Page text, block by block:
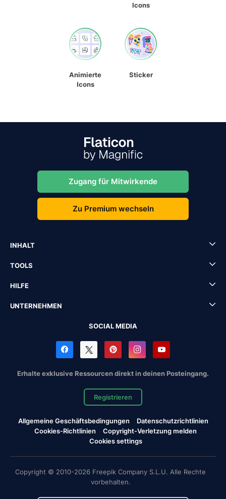
Icons
Animierte
Icons
Sticker
Zugang für Mitwirkende
Zu Premium wechseln
INHALT
TOOLS
HILFE
UNTERNEHMEN
SOCIAL MEDIA
Erhalte exklusive Ressourcen direkt in deinen Posteingang.
Registrieren
Allgemeine Geschäftsbedingungen
Datenschutzrichtlinien
Cookies-Richtlinien
Copyright-Verletzung melden
Cookies settings
Copyright © 2010-2026 Freepik Company S.L.U. Alle Rechte
vorbehalten.